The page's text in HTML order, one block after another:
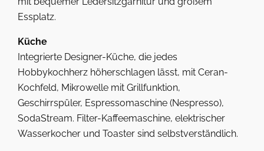
Essplatz.
Küche
Integrierte Designer-Küche, die jedes
Hobbykochherz höherschlagen lässt, mit Ceran-
Kochfeld, Mikrowelle mit Grillfunktion,
Geschirrspüler, Espressomaschine (Nespresso),
SodaStream. Filter-Kaffeemaschine, elektrischer
Wasserkocher und Toaster sind selbstverständlich.